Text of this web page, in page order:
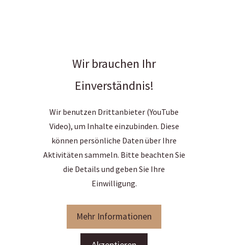
Wir brauchen Ihr
Einverständnis!
Wir benutzen Drittanbieter (YouTube
Video), um Inhalte einzubinden. Diese
können persönliche Daten über Ihre
Aktivitäten sammeln. Bitte beachten Sie
die Details und geben Sie Ihre
Einwilligung.
Mehr Informationen